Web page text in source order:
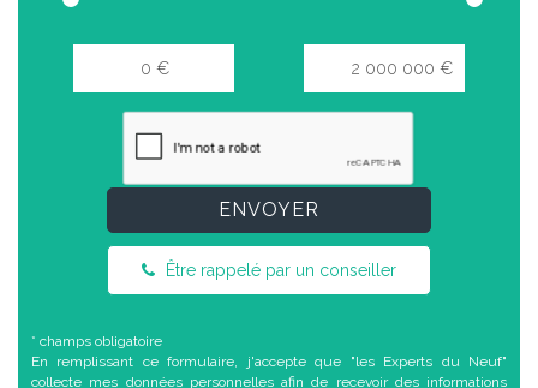
ENVOYER
Être rappelé par un conseiller
* champs obligatoire
En remplissant ce formulaire, j'accepte que "les Experts du Neuf"
collecte mes données personnelles afin de recevoir des informations